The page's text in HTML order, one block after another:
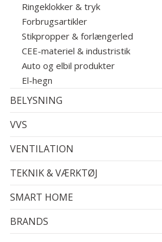
Ringeklokker & tryk
Forbrugsartikler
Stikpropper & forlængerled
CEE-materiel & industristik
Auto og elbil produkter
El-hegn
BELYSNING
VVS
VENTILATION
TEKNIK & VÆRKTØJ
SMART HOME
BRANDS